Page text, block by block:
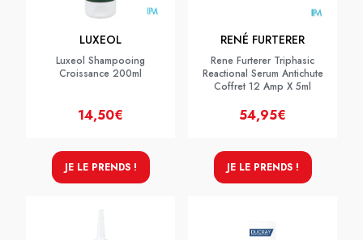
LUXEOL
Luxeol Shampooing
Croissance 200ml
14,50€
JE LE PRENDS !
RENÉ FURTERER
Rene Furterer Triphasic
Reactional Serum Antichute
Coffret 12 Amp X 5ml
54,95€
JE LE PRENDS !